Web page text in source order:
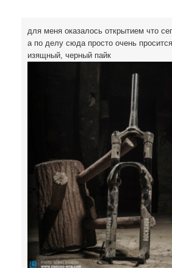
для меня оказалось открытием что
а по делу сюда просто очень
изящный, черный пайк